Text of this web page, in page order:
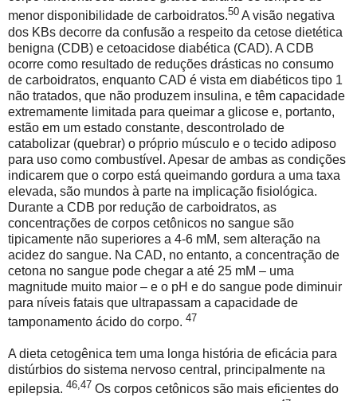
menor disponibilidade de carboidratos.50 A visão negativa
dos KBs decorre da confusão a respeito da cetose dietética
benigna (CDB) e cetoacidose diabética (CAD). A CDB
ocorre como resultado de reduções drásticas no consumo
de carboidratos, enquanto CAD é vista em diabéticos tipo 1
não tratados, que não produzem insulina, e têm capacidade
extremamente limitada para queimar a glicose e, portanto,
estão em um estado constante, descontrolado de
catabolizar (quebrar) o próprio músculo e o tecido adiposo
para uso como combustível. Apesar de ambas as condições
indicarem que o corpo está queimando gordura a uma taxa
elevada, são mundos à parte na implicação fisiológica.
Durante a CDB por redução de carboidratos, as
concentrações de corpos cetônicos no sangue são
tipicamente não superiores a 4-6 mM, sem alteração na
acidez do sangue. Na CAD, no entanto, a concentração de
cetona no sangue pode chegar a até 25 mM – uma
magnitude muito maior – e o pH e do sangue pode diminuir
para níveis fatais que ultrapassam a capacidade de
tamponamento ácido do corpo. 47
A dieta cetogênica tem uma longa história de eficácia para
distúrbios do sistema nervoso central, principalmente na
epilepsia. 46,47 Os corpos cetônicos são mais eficientes do